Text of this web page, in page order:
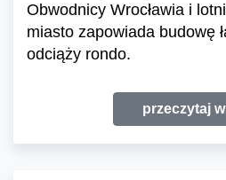
Obwodnicy Wrocławia i
miasto zapowiada budowę
odciąży rondo.
przeczytaj